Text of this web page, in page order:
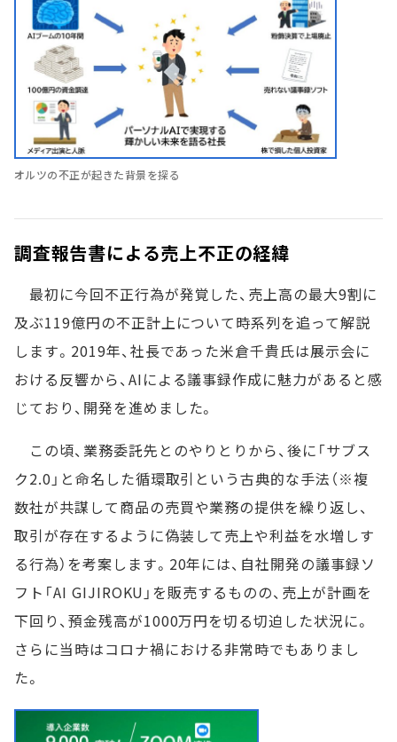
オルツの不正が起きた背景を探る
調査報告書による売上不正の経緯
最初に今回不正行為が発覚した、売上高の最大9割に
及ぶ119億円の不正計上について時系列を追って解説
します。2019年、社長であった米倉千貴氏は展示会に
おける反響から、AIによる議事録作成に魅力があると感
じており、開発を進めました。
この頃、業務委託先とのやりとりから、後に「サブス
ク2.0」と命名した循環取引という古典的な手法（※複
数社が共謀して商品の売買や業務の提供を繰り返し、
取引が存在するように偽装して売上や利益を水増しす
る行為）を考案します。20年には、自社開発の議事録ソ
フト「AI GIJIROKU」を販売するものの、売上が計画を
下回り、預金残高が1000万円を切る切迫した状況に。
さらに当時はコロナ禍における非常時でもありまし
た。